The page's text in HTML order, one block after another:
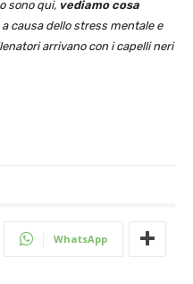
sono qui, vediamo cosa
causa dello stress mentale e
arrivano con i capelli neri
WhatsApp